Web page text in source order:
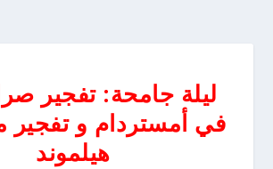
ليلة جامحة: تفجير
في أمستردام و تفجير
هيلموند